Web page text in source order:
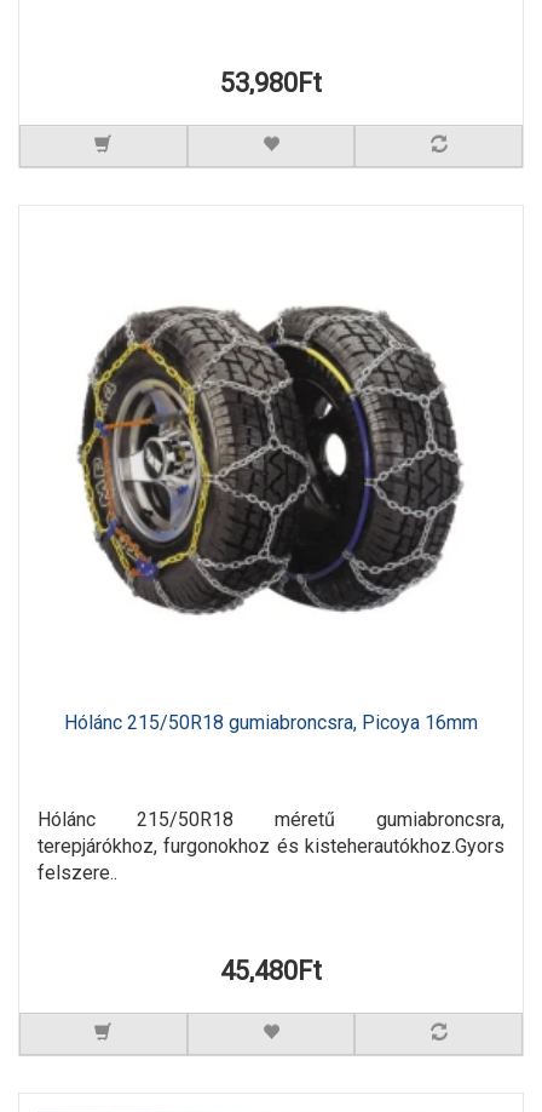
53,980Ft
Hólánc 215/50R18 gumiabroncsra, Picoya 16mm
Hólánc 215/50R18 méretű gumiabroncsra,
terepjárókhoz, furgonokhoz és kisteherautókhoz.Gyors
felszere..
45,480Ft